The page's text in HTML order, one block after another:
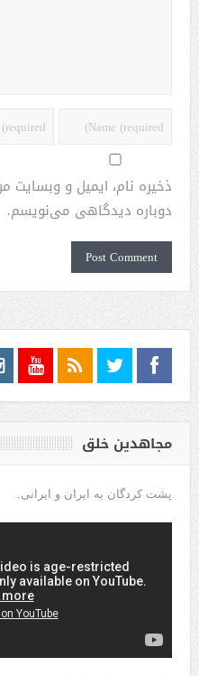
ذخیره نام، ایمیل و وبسایت
دوباره دیدگاهی می‌نویسم.
مجاهدین خلق
پشت کردگان به ایران و ایرانی.